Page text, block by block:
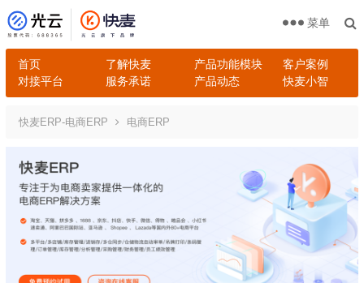
首页 了解快麦 产品功能模块
客户案例
对接平台
服务承诺 产品动态 快麦小智
菜单
快麦ERP-电商ERP 电商ERP